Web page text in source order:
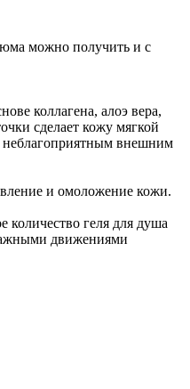
можно получить и с
коллагена, алоэ вера,
сделает кожу мягкой
неблагоприятным внешним
и омоложение кожи.
количество геля для душа
движениями